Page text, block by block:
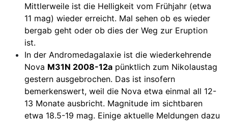
Mittlerweile ist die Helligkeit vom Frühjahr (etwa
11 mag) wieder erreicht. Mal sehen ob es wieder
bergab geht oder ob dies der Weg zur Eruption
ist.
In der Andromedagalaxie ist die wiederkehrende
Nova M31N 2008-12a pünktlich zum Nikolaustag
gestern ausgebrochen. Das ist insofern
bemerkenswert, weil die Nova etwa einmal all 12-
13 Monate ausbricht. Magnitude im sichtbaren
etwa 18.5-19 mag. Einige aktuelle Meldungen dazu